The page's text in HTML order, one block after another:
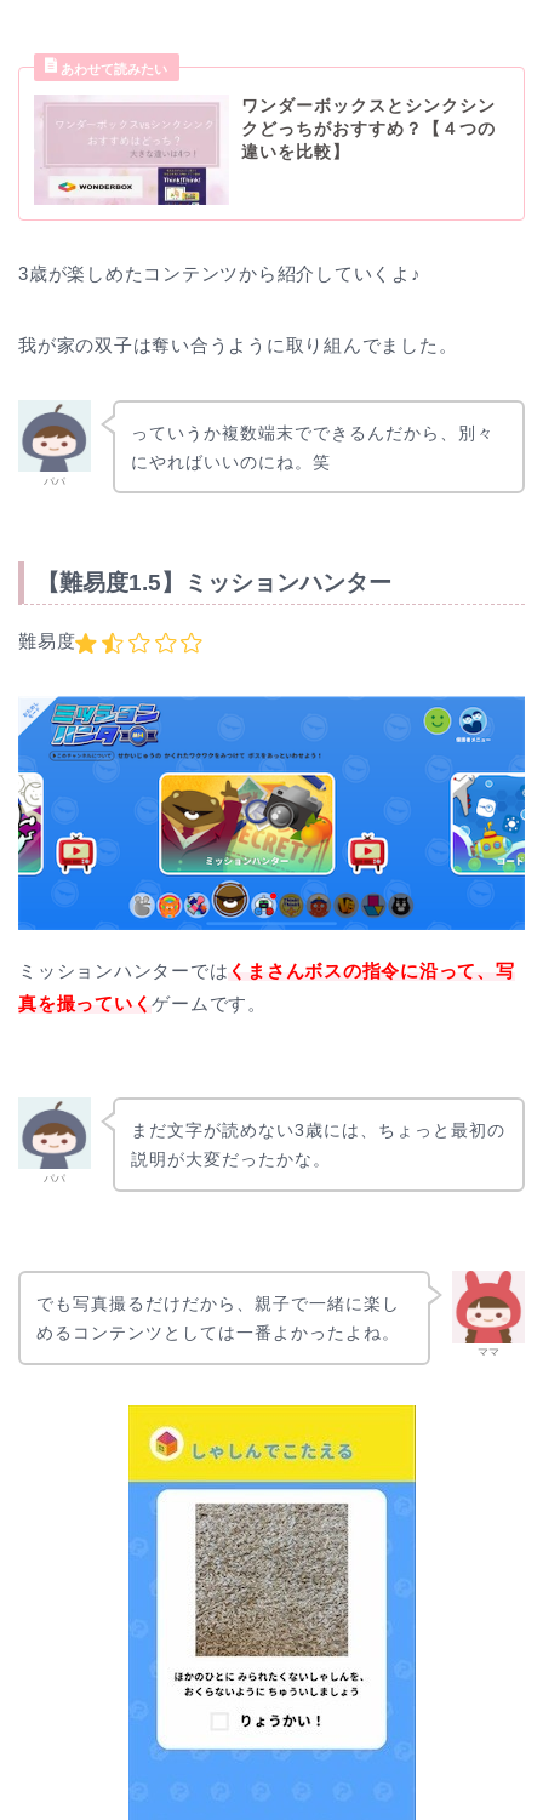
ワンダーボックスとシンクシン
クどっちがおすすめ？【４つの
違いを比較】
3歳が楽しめたコンテンツから紹介していくよ♪
我が家の双子は奪い合うように取り組んでました。
パパ
っていうか複数端末でできるんだから、別々
にやればいいのにね。笑
【難易度1.5】ミッションハンター
難易度
ミッションハンターでは くまさんボスの指令に沿って、写
真を撮っていくゲームです。
パパ
まだ文字が読めない3歳には、ちょっと最初の
説明が大変だったかな。
ママ
でも写真撮るだけだから、親子で一緒に楽し
めるコンテンツとしては一番よかったよね。